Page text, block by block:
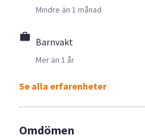
Mindre än 1 månad
Barnvakt
Mer än 1 år
Se alla erfarenheter
Omdömen